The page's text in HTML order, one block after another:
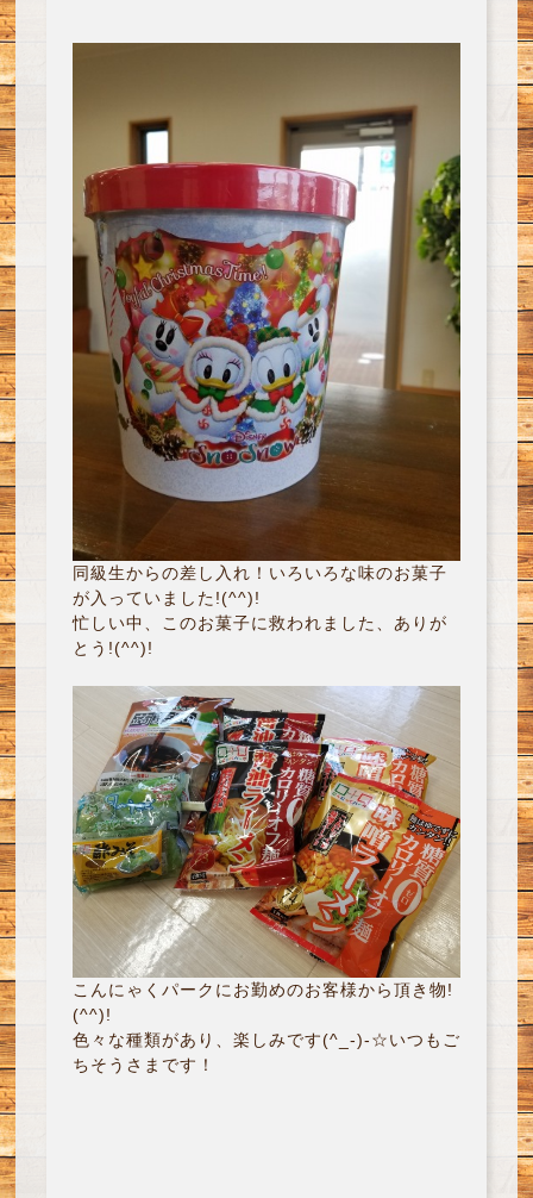
同級生からの差し入れ！いろいろな味のお菓子
が入っていました!(^^)!
忙しい中、このお菓子に救われました、ありが
とう!(^^)!
こんにゃくパークにお勤めのお客様から頂き物!
(^^)!
色々な種類があり、楽しみです(^_-)-☆いつもご
ちそうさまです！